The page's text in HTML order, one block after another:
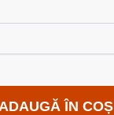
ADAUGĂ ÎN COȘ